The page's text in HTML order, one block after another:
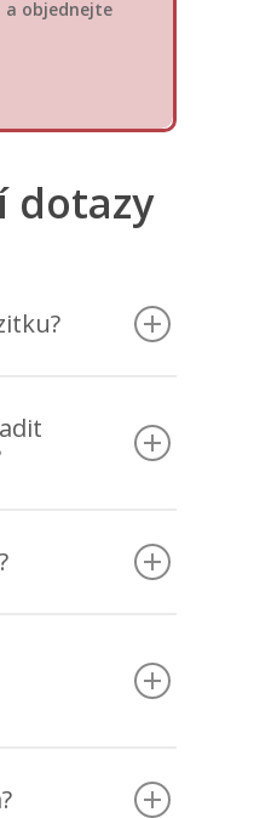
a objednejte
dotazy